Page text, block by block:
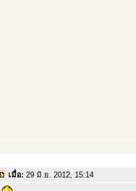
เมื่อ: 29 มิ.ย. 2012, 15:14